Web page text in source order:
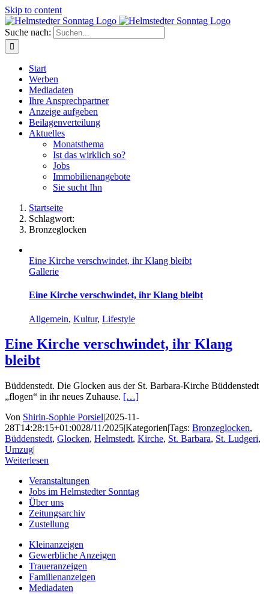
Skip to content
Suche nach:
Start
Werben
Mediadaten
Ihre Ansprechpartner
Anzeige aufgeben
Beilagenverteilung
Aktuelles
Monatsthema
Ist das wirklich so?
Jobs
Immobilienangebote
Sie sucht Ihn
Startseite
Schlagwort:
Bronzeglocken
Eine Kirche verschwindet, ihr Klang bleibt
Gallerie
Eine Kirche verschwindet, ihr Klang bleibt
Allgemein, Kultur, Lifestyle
Eine Kirche verschwindet, ihr Klang
bleibt
Büddenstedt. Die Glocken aus der St. Barbara-Kirche Büddenstedt
„flogen“ in ihr neues Zuhause. […]
Von Shirin-Sophie Porsiel|2025-11-
28T14:28:15+01:0028/11/2025|Kategorien|Tags: Bronzeglocken,
Büddenstedt, Glocken, Helmstedt, Kirche, St. Barbara, St. Ludgeri,
Umzug|
Weiterlesen
Veranstaltungen
Jobs im Helmstedter Sonntag
Über uns
Zeitungsarchiv
Zustellung
Kleinanzeigen
Gewerbliche Anzeigen
Traueranzeigen
Familienanzeigen
Mediadaten